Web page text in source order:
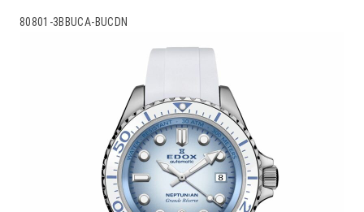
80801-3BBUCA-BUCDN